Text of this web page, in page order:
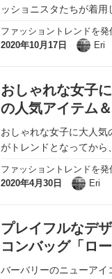
ッショニスタたちが着用
ファッショントレンドを
2020年10月17日
Eri
おしゃれな女子
の人気アイテム
おしゃれな女子に大人
がトレンドとなってから
ファッショントレンドを
2020年4月30日
Eri
プレイフルなデ
コンバッグ「ロ
バーバリーのニューア